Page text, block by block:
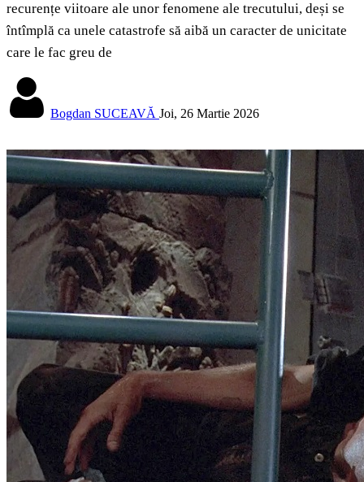
recurențe viitoare ale unor fenomene ale trecutului, deși se
întîmplă ca unele catastrofe să aibă un caracter de unicitate
care le fac greu de
Bogdan SUCEAVĂ Joi, 26 Martie 2026